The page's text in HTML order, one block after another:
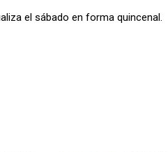
el sábado en forma quincenal.